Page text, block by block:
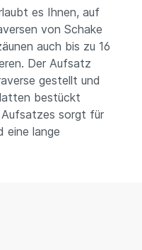
es Ihnen, auf
von Schake
auch bis zu 16
Der Aufsatz
gestellt und
bestückt
Aufsatzes sorgt für
eine lange